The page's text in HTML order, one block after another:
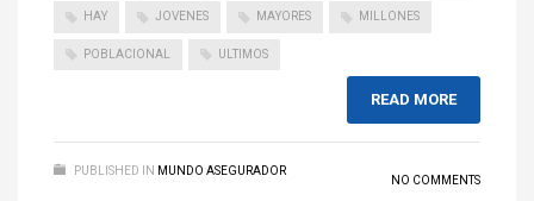
HAY JOVENES MAYORES MILLONES
POBLACIONAL ULTIMOS
READ MORE
PUBLISHED IN MUNDO ASEGURADOR
NO COMMENTS